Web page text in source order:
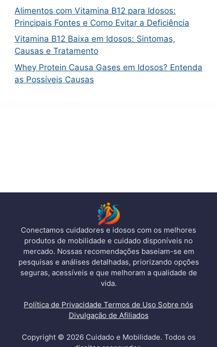
Alimentos com Vitamina B12 para Idosos:
Principais Fontes e Como Evitar a Deficiência
Vitamina B12 Baixa em Idosos: Sintomas,
Causas e Tratamento
Whey Protein Causa Gases em Idosos? Entenda
as Possíveis Causas
Conectamos cuidadores e idosos com os melhores
produtos de mobilidade e cuidado disponíveis no
mercado. Nossas recomendações baseiam-se em
pesquisas e análises detalhadas, priorizando opções
seguras, acessíveis e que melhoram a qualidade de
vida.
Política de Privacidade Termos de Uso Sobre nós
Divulgação de Afiliados
Copyright © 2026 Cuidado e Mobilidade. Todos os